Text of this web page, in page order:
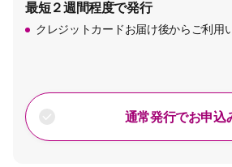
最短２週間程度で発行
クレジットカードお届け後からご利用
通常発行でお申込